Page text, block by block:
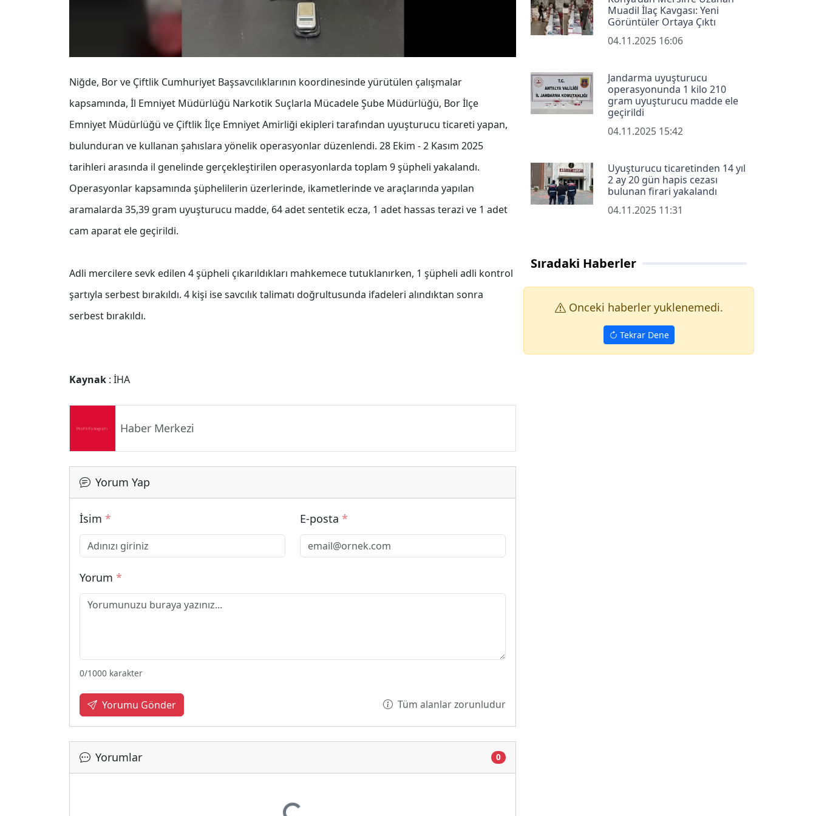
Niğde, Bor ve Çiftlik Cumhuriyet Başsavcılıklarının koordinesinde yürütülen çalışmalar
kapsamında, İl Emniyet Müdürlüğü Narkotik Suçlarla Mücadele Şube Müdürlüğü, Bor İlçe
Emniyet Müdürlüğü ve Çiftlik İlçe Emniyet Amirliği ekipleri tarafından uyuşturucu ticareti yapan,
bulunduran ve kullanan şahıslara yönelik operasyonlar düzenlendi. 28 Ekim - 2 Kasım 2025
tarihleri arasında il genelinde gerçekleştirilen operasyonlarda toplam 9 şüpheli yakalandı.
Operasyonlar kapsamında şüphelilerin üzerlerinde, ikametlerinde ve araçlarında yapılan
aramalarda 35,39 gram uyuşturucu madde, 64 adet sentetik ecza, 1 adet hassas terazi ve 1 adet
cam aparat ele geçirildi.
Adli mercilere sevk edilen 4 şüpheli çıkarıldıkları mahkemece tutuklanırken, 1 şüpheli adli kontrol
şartıyla serbest bırakıldı. 4 kişi ise savcılık talimatı doğrultusunda ifadeleri alındıktan sonra
serbest bırakıldı.
Kaynak : İHA
Haber Merkezi
Yorum Yap
İsim * E-posta *
Yorum *
0/1000 karakter
Yorumu Gönder Tüm alanlar zorunludur
Yorumlar 0
Muadil İlaç Kavgası: Yeni
Görüntüler Ortaya Çıktı
04.11.2025 16:06
Jandarma uyuşturucu
operasyonunda 1 kilo 210
gram uyuşturucu madde ele
geçirildi
04.11.2025 15:42
Uyuşturucu ticaretinden 14 yıl
2 ay 20 gün hapis cezası
bulunan firari yakalandı
04.11.2025 11:31
Sıradaki Haberler
Onceki haberler yuklenemedi.
Tekrar Dene